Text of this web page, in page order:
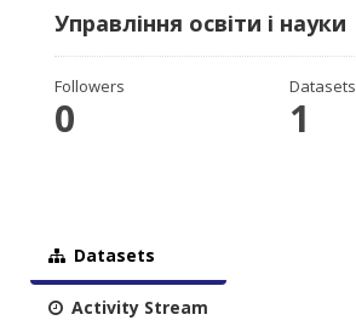
Управління освіти і науки
Followers
0
Datasets
1
Datasets
Activity Stream